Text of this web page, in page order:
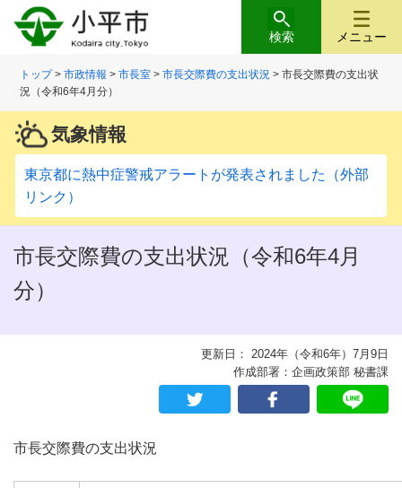
メニュー
検索
トップ>市政情報 >市長室 >市長交際費の支出状況 > 市長交際費の支出状
況（令和6年4月分）
気象情報
東京都に熱中症警戒アラートが発表されました（外部
リンク）
市長交際費の支出状況（令和6年4月
分）
更新日： 2024年（令和6年）7月9日
作成部署：企画政策部 秘書課
市長交際費の支出状況